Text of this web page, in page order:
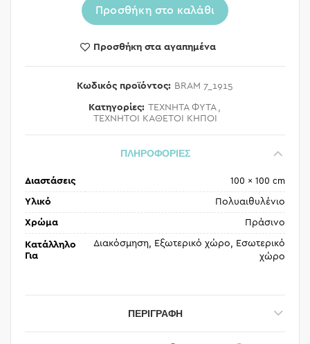
Προσθήκη στο καλάθι
Προσθήκη στα αγαπημένα
Κωδικός προϊόντος: BRAM 7_1915
Κατηγορίες: ΤΕΧΝΗΤΑ ΦΥΤΑ ,
ΤΕΧΝΗΤΟΙ ΚΑΘΕΤΟΙ ΚΗΠΟΙ
ΠΛΗΡΟΦΟΡΙΕΣ
Διαστάσεις 100 × 100 cm
Υλικό Πολυαιθυλένιο
Χρώμα Πράσινο
Κατάλληλο
Για
Διακόσμηση, Εξωτερικό χώρο, Εσωτερικό
χώρο
ΠΕΡΙΓΡΑΦΉ